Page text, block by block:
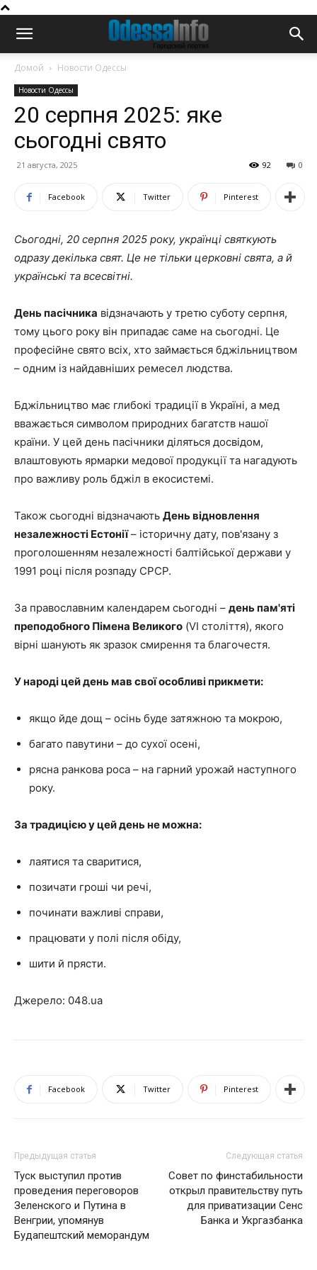
Домой Новости Одессы
Новости Одессы
20 серпня 2025: яке
сьогодні свято
21 августа, 2025 0
92
Facebook Twitter Pinterest
Сьогодні, 20 серпня 2025 року, українці святкують
одразу декілька свят. Це не тільки церковні свята, а й
українські та всесвітні.
День пасічника відзначають у третю суботу серпня,
тому цього року він припадає саме на сьогодні. Це
професійне свято всіх, хто займається бджільництвом
– одним із найдавніших ремесел людства.
Бджільництво має глибокі традиції в Україні, а мед
вважається символом природних багатств нашої
країни. У цей день пасічники діляться досвідом,
влаштовують ярмарки медової продукції та нагадують
про важливу роль бджіл в екосистемі.
Також сьогодні відзначають День відновлення
незалежності Естонії– історичну дату, пов'язану з
проголошенням незалежності балтійської держави у
1991 році після розпаду СРСР.
За православним календарем сьогодні – день пам'яті
преподобного Пімена Великого (VI століття), якого
вірні шанують як зразок смирення та благочестя.
У народі цей день мав свої особливі прикмети:
якщо йде дощ – осінь буде затяжною та мокрою,
багато павутини – до сухої осені,
рясна ранкова роса – на гарний урожай наступного
року.
За традицією у цей день не можна:
лаятися та сваритися,
позичати гроші чи речі,
починати важливі справи,
працювати у полі після обіду,
шити й прясти.
Джерело: 048.ua
Facebook Twitter Pinterest
Предыдущая статья
Туск выступил против
проведения переговоров
Зеленского и Путина в
Венгрии, упомянув
Будапештский меморандум
Следующая статья
Совет по финстабильности
открыл правительству путь
для приватизации Сенс
Банка и Укргазбанка